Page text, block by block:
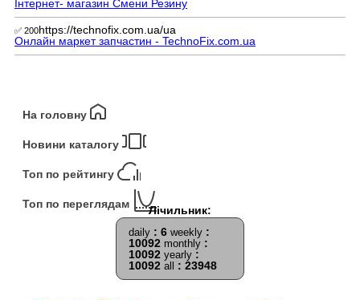
Інтернет- магазин Смени Резину
✅ 200https://technofix.com.ua/ua
Онлайн маркет запчастин - TechnoFix.com.ua
На головну
Новини каталогу
Топ по рейтингу
Топ по переглядам
daily : 6 weekly :
10092 monthly :
10092 yearly :
10092 all : 23948